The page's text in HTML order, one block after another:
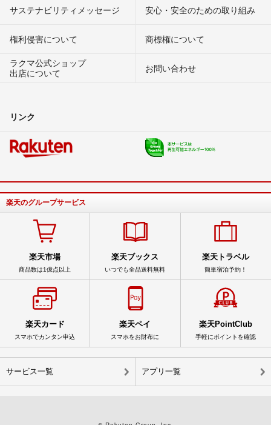
サステナビリティメッセージ 安心・安全のための取り組み
権利侵害について
商標権について
ラクマ公式ショップ
出店について
お問い合わせ
リンク
楽天のグループサービス
楽天市場
商品数は1億点以上
楽天ブックス
いつでも全品送料無料
楽天トラベル
簡単宿泊予約！
楽天カード
スマホでカンタン申込
楽天ペイ
スマホをお財布に
楽天PointClub
手軽にポイントを確認
サービス一覧 アプリ一覧